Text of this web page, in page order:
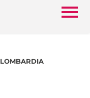
LOMBARDIA